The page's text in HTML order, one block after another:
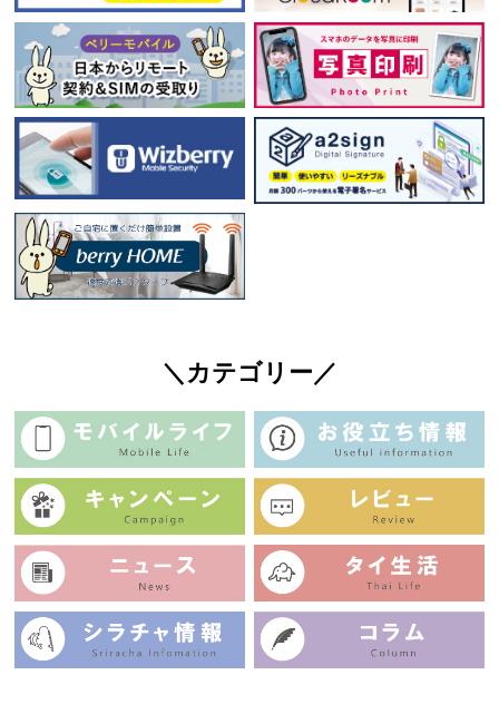
＼カテゴリー／